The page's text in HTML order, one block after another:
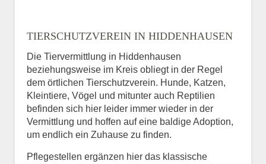
TIERSCHUTZVEREIN IN HIDDENHAUSEN
Die Tiervermittlung in Hiddenhausen
beziehungsweise im Kreis obliegt in der Regel
dem örtlichen Tierschutzverein. Hunde, Katzen,
Kleintiere, Vögel und mitunter auch Reptilien
befinden sich hier leider immer wieder in der
Vermittlung und hoffen auf eine baldige Adoption,
um endlich ein Zuhause zu finden.
Pflegestellen ergänzen hier das klassische